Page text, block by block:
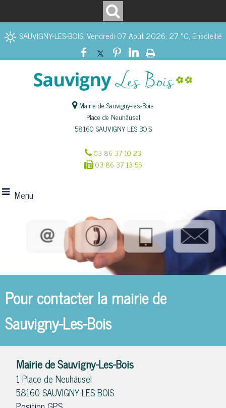
SAUVIGNY-LES-BOIS, Vendredi 07 Août 2026, 27 °C, Ensoleillé
Mairie de Sauvigny-les-Bois
Place de Neuhäusel
58160 SAUVIGNY LES BOIS
03 86 37 10 23
03 86 37 13 55
Menu
Pour contacter la mairie de
Sauvigny-Les-Bois
Mairie de Sauvigny-Les-Bois
1 Place de Neuhäusel
58160 SAUVIGNY LES BOIS